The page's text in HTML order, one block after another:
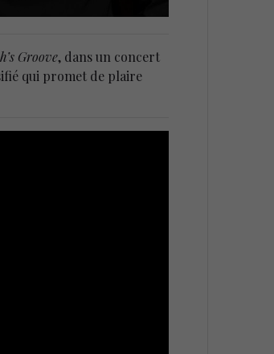
Groove, dans un concert
qui promet de plaire